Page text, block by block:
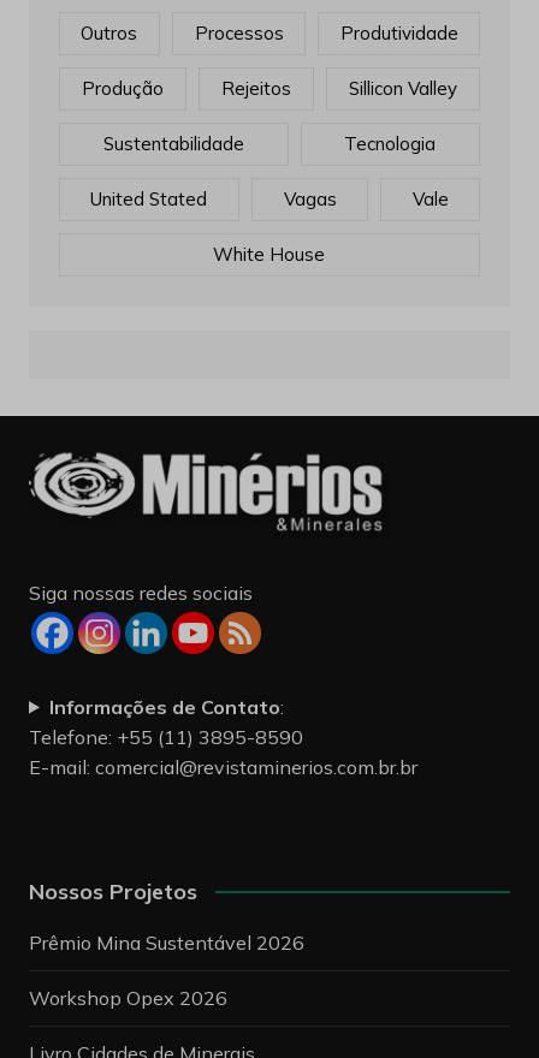
Outros Processos Produtividade
Produção Rejeitos Sillicon Valley
Sustentabilidade Tecnologia
United Stated Vagas Vale
White House
Siga nossas redes sociais
Informações de Contato:
Telefone: +55 (11) 3895-8590
E-mail: comercial@revistaminerios.com.br.br
Nossos Projetos
Prêmio Mina Sustentável 2026
Workshop Opex 2026
Livro Cidades de Minerais